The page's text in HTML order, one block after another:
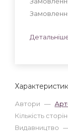
Автори —
Кількість
Видавництво